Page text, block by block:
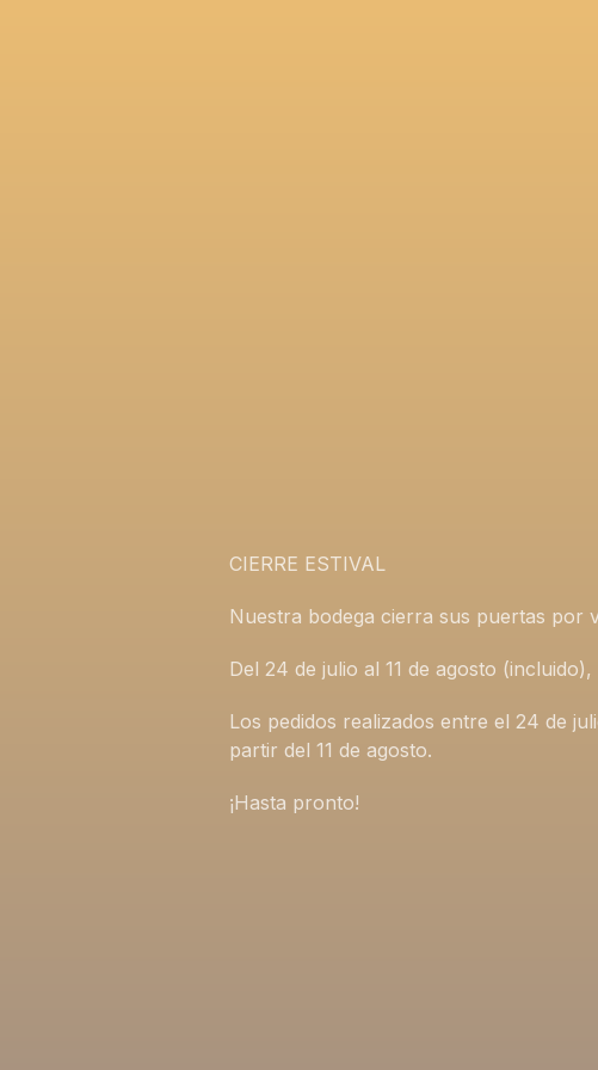
CIERRE ESTIVAL
Nuestra bodega cierra sus puertas por
Del 24 de julio al 11 de agosto
Los pedidos realizados entre el 24 de
partir del 11 de agosto.
¡Hasta pronto!